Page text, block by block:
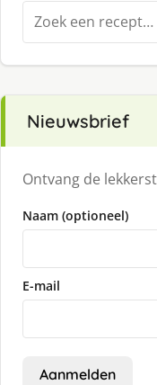
Zoeken
naar:
Nieuwsbrief
Ontvang de
Naam (optioneel)
E-mail
Aanmelden